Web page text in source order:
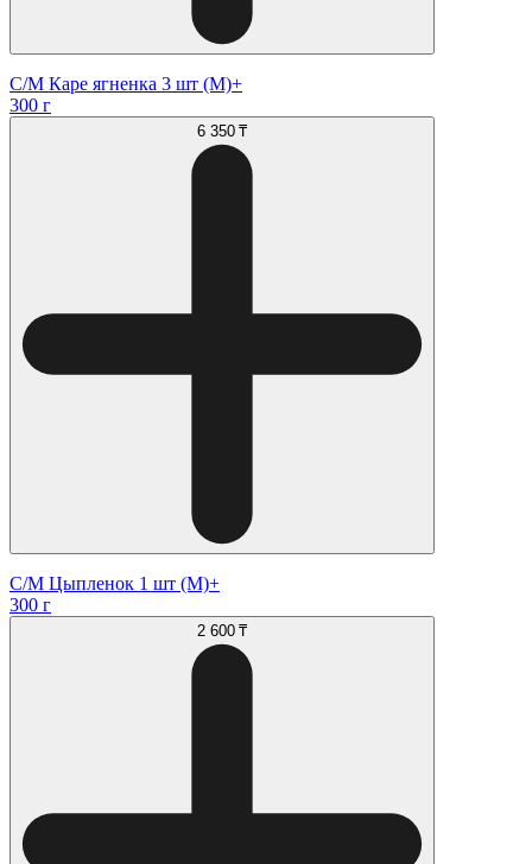
С/М Каре ягненка 3 шт (М)+
300 г
6 350 ₸
С/М Цыпленок 1 шт (М)+
300 г
2 600 ₸